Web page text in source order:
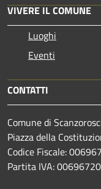
VIVERE IL COMUNE
Luoghi
Eventi
CONTATTI
Comune di
Piazza della
Codice Fiscale:
Partita IVA: